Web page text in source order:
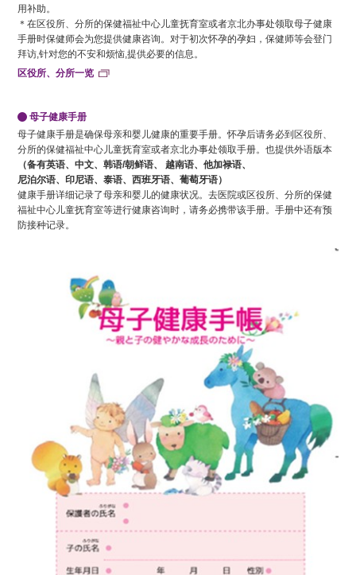
用补助。
＊在区役所、分所的保健福祉中心儿童抚育室或者京北办事处领取母子健康
手册时保健师会为您提供健康咨询。对于初次怀孕的孕妇，保健师等会登门
拜访,针对您的不安和烦恼,提供必要的信息。
区役所、分所一览
母子健康手册
母子健康手册是确保母亲和婴儿健康的重要手册。怀孕后请务必到区役所、
分所的保健福祉中心儿童抚育室或者京北办事处领取手册。也提供外语版本
（备有英语、中文、韩语/朝鲜语、 越南语、他加禄语、
尼泊尔语、印尼语、泰语、西班牙语、葡萄牙语）
健康手册详细记录了母亲和婴儿的健康状况。去医院或区役所、分所的保健
福祉中心儿童抚育室等进行健康咨询时，请务必携带该手册。手册中还有预
防接种记录。